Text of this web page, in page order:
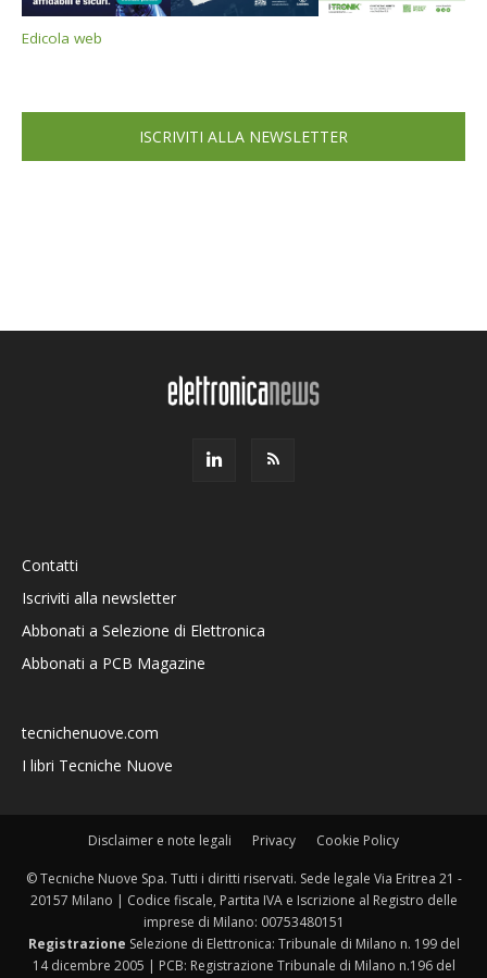
Edicola web
ISCRIVITI ALLA NEWSLETTER
Contatti
Iscriviti alla newsletter
Abbonati a Selezione di Elettronica
Abbonati a PCB Magazine
tecnichenuove.com
I libri Tecniche Nuove
Disclaimer e note legali Privacy Cookie Policy
© Tecniche Nuove Spa. Tutti i diritti riservati. Sede legale Via Eritrea 21 -
20157 Milano | Codice fiscale, Partita IVA e Iscrizione al Registro delle
imprese di Milano: 00753480151
Registrazione Selezione di Elettronica: Tribunale di Milano n. 199 del
14 dicembre 2005 | PCB: Registrazione Tribunale di Milano n.196 del